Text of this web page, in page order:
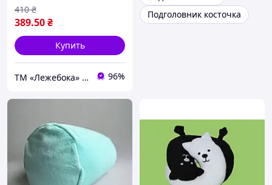
Лежебока Серый
389.50₴
410 ₴
Купить
ТМ «Лежебока» - текстиль и спецтовары 96%
Подголовник косточка